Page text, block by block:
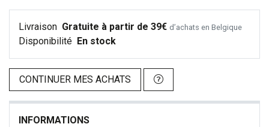
Livraison Gratuite à partir de 39€ d’achats en Belgique
Disponibilité En stock
CONTINUER MES ACHATS
INFORMATIONS